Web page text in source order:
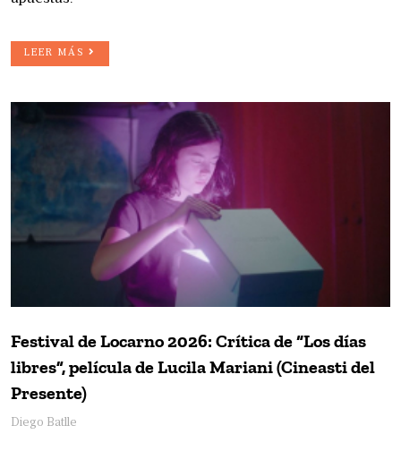
LEER MÁS
Festival de Locarno 2026: Crítica de “Los días
libres”, película de Lucila Mariani (Cineasti del
Presente)
Diego Batlle